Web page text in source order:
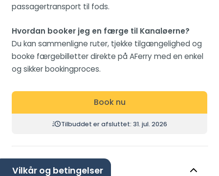
passagertransport til fods.
Hvordan booker jeg en færge til Kanaløerne?
Du kan sammenligne ruter, tjekke tilgængelighed og
booke færgebilletter direkte på AFerry med en enkel
og sikker bookingproces.
Book nu
Tilbuddet er afsluttet: 31. jul. 2026
Vilkår og betingelser